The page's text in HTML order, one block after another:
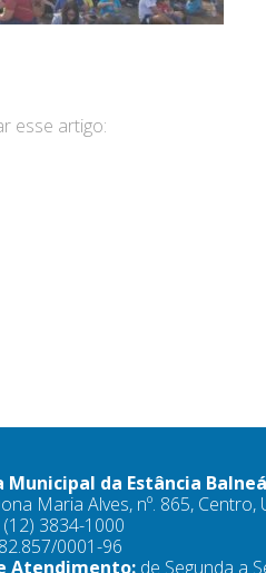
esse artigo:
da Estância
Maria Alves, nº. 865, Centro,
(12) 3834-1000
0001-96
Atendimento: de Segunda a